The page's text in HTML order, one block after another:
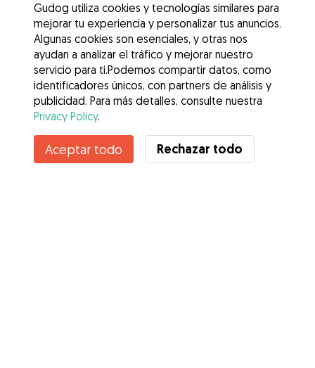
Contacta con Nicolas
¿Conoces los Beneficios de Gudog? Ver más
Gudog utiliza cookies y tecnologías similares para
mejorar tu experiencia y personalizar tus anuncios.
Algunas cookies son esenciales, y otras nos
ayudan a analizar el tráfico y mejorar nuestro
servicio para ti.Podemos compartir datos, como
identificadores únicos, con partners de análisis y
publicidad. Para más detalles, consulte nuestra
Privacy Policy.
Aceptar todo Rechazar todo